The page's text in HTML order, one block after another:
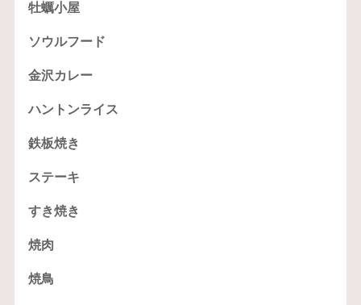
牡蠣小屋
ソウルフード
金沢カレー
ハントンライス
鉄板焼き
ステーキ
すき焼き
焼肉
焼鳥